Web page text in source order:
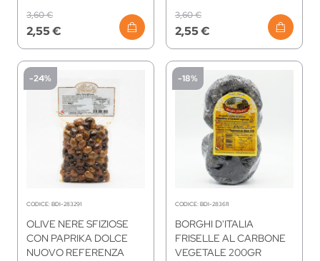
2,55 €
3,60 €
2,55 €
3,60 €
-24%
CODICE: BDI-283291
OLIVE NERE SFIZIOSE
CON PAPRIKA DOLCE
NUOVO REFERENZA
-18%
CODICE: BDI-283611
BORGHI D'ITALIA
FRISELLE AL CARBONE
VEGETALE 200GR